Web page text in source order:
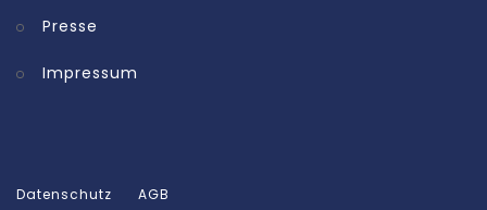
Presse
Impressum
Datenschutz AGB